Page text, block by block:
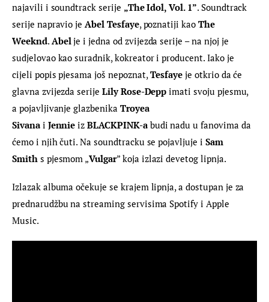
najavili i soundtrack serije „The Idol, Vol. 1”. Soundtrack
serije napravio je Abel Tesfaye, poznatiji kao The
Weeknd. Abel je i jedna od zvijezda serije – na njoj je
sudjelovao kao suradnik, kokreator i producent. Iako je
cijeli popis pjesama još nepoznat, Tesfaye je otkrio da će
glavna zvijezda serije Lily Rose-Depp imati svoju pjesmu,
a pojavljivanje glazbenika Troyea
Sivana i Jennie iz BLACKPINK-a budi nadu u fanovima da
ćemo i njih čuti. Na soundtracku se pojavljuje i Sam
Smith s pjesmom „Vulgar” koja izlazi devetog lipnja.
Izlazak albuma očekuje se krajem lipnja, a dostupan je za
prednarudžbu na streaming servisima Spotify i Apple
Music.